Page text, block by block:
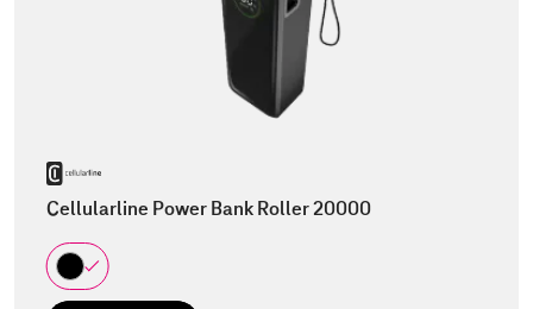
Cellularline Power Bank Roller 20000